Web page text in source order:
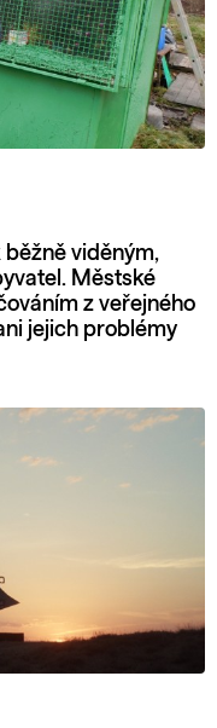
běžně viděným,
Městské
z veřejného
jejich problémy